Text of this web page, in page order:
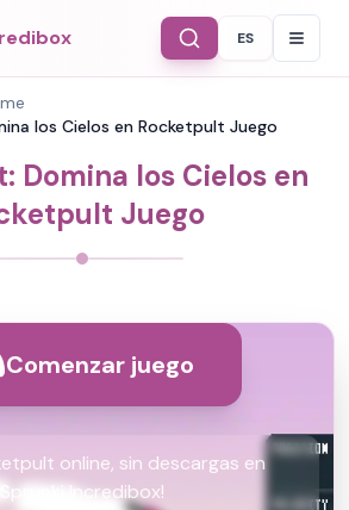
Select
ES
los Cielos en Rocketpult Juego
Domina los Cielos en
Juego
Comenzar juego
online, sin descargas en
Sprunki Incredibox!